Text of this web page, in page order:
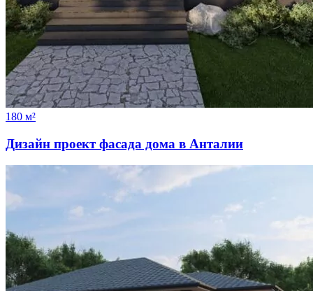
180 м²
Дизайн проект фасада дома в Анталии